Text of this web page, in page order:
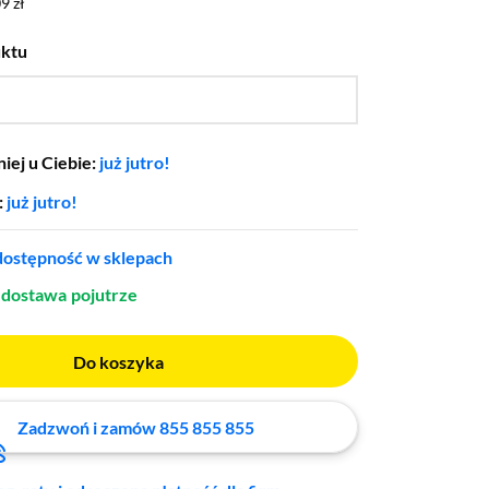
u Ciebie: już jutro!
już jutro!
w sklepach
pojutrze
Do koszyka
Zadzwoń i zamów 855 855 855